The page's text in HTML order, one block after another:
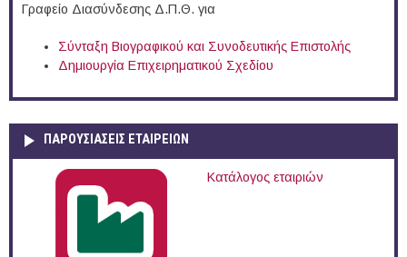
Γραφείο Διασύνδεσης Δ.Π.Θ. για
Σύνταξη Βιογραφικού και Συνοδευτικής Επιστολής
Δημιουργία Επιχειρηματικού Σχεδίου
ΠΑΡΟΥΣΙΆΣΕΙΣ ΕΤΑΙΡΕΙΏΝ
Κατάλογος εταιριών